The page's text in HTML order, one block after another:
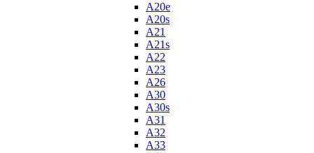
A20e
A20s
A21
A21s
A22
A23
A26
A30
A30s
A31
A32
A33